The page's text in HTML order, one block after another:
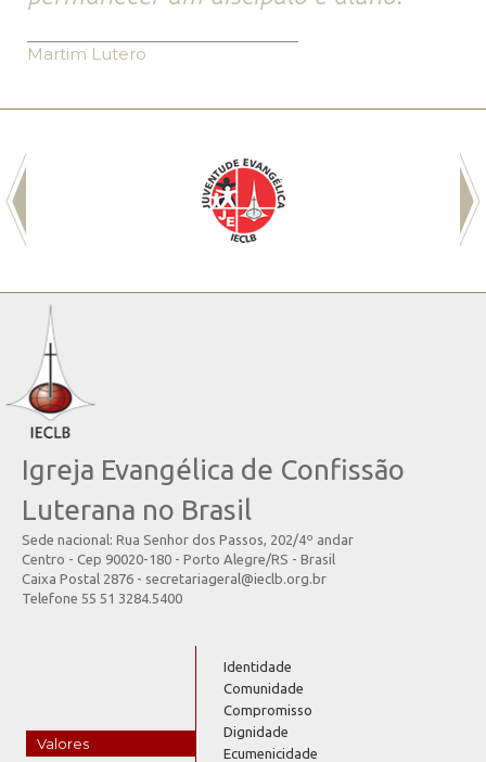
Martim Lutero
Igreja Evangélica de Confissão
Luterana no Brasil
Sede nacional: Rua Senhor dos Passos, 202/4º andar
Centro - Cep 90020-180 - Porto Alegre/RS - Brasil
Caixa Postal 2876 - secretariageral@ieclb.org.br
Telefone 55 51 3284.5400
Valores
Identidade
Comunidade
Compromisso
Dignidade
Ecumenicidade